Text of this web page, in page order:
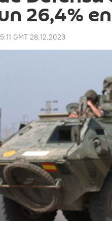
26,4%
GMT 28.12.2023